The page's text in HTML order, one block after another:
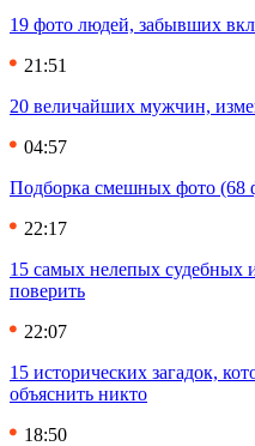
19 фото людей, забывших
21:51
20 величайших мужчин,
04:57
Подборка смешных фото (68
22:17
15 самых нелепых судебных
поверить
22:07
15 исторических загадок,
объяснить никто
18:50